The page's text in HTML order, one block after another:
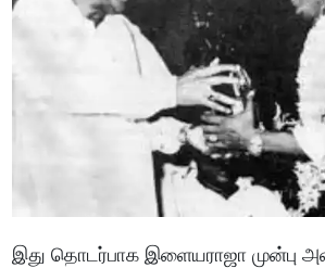
இது தொடர்பாக இளையராஜா முன்பு